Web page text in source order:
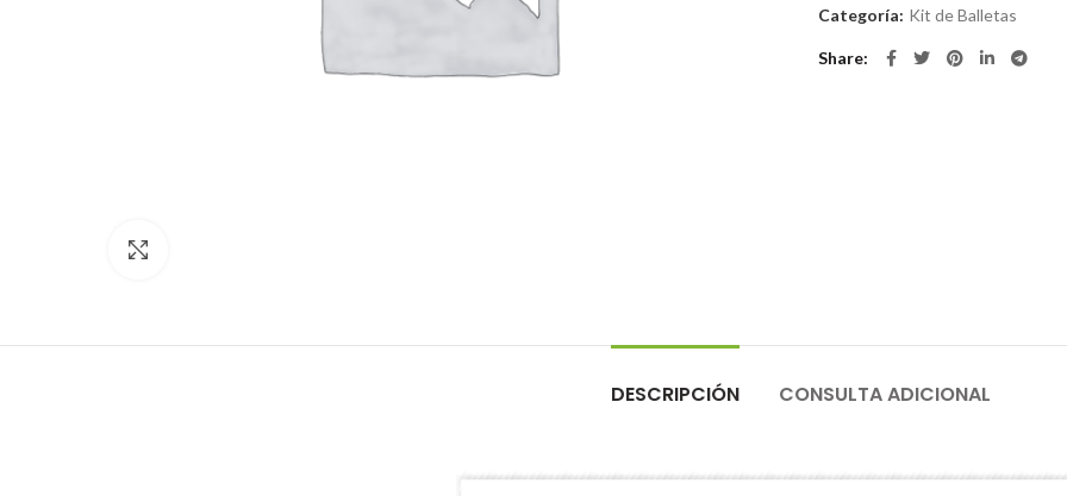
Categoría: Kit de Balletas
Share
DESCRIPCIÓN CONSULTA ADICIONAL